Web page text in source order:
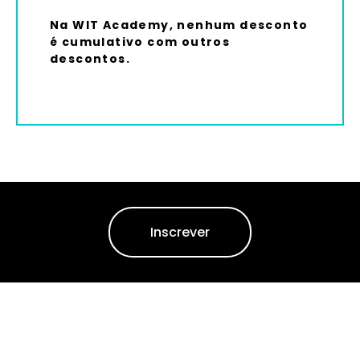
Na WIT Academy, nenhum desconto
é cumulativo com outros
descontos.
Inscrever